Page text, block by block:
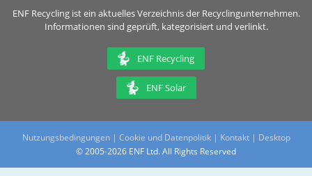
ENF Recycling ist ein aktuelles Verzeichnis der Recyclingunternehmen.
Informationen sind geprüft, kategorisiert und verlinkt.
ENF Recycling
ENF Solar
Nutzungsbedingungen| Cookie und Datenpolitik| Kontakt | Desktop
© 2005-2026 ENF Ltd. All Rights Reserved